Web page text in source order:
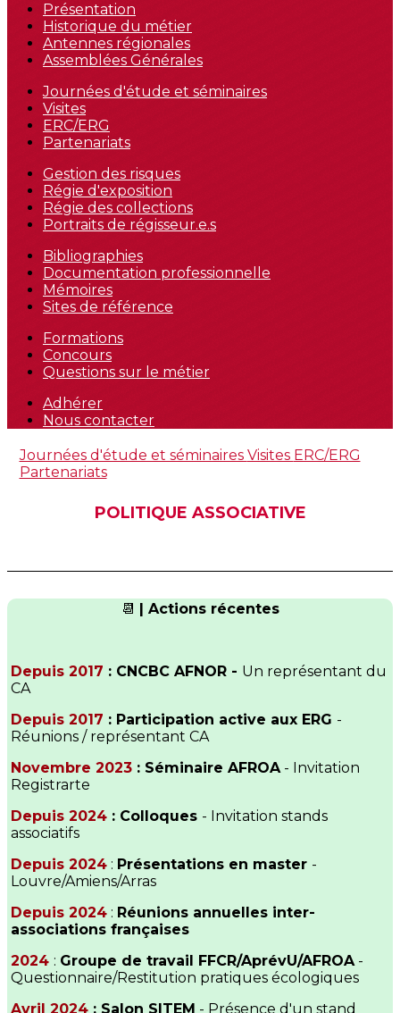
Présentation
Historique du métier
Antennes régionales
Assemblées Générales
Journées d'étude et séminaires
Visites
ERC/ERG
Partenariats
Gestion des risques
Régie d'exposition
Régie des collections
Portraits de régisseur.e.s
Bibliographies
Documentation professionnelle
Mémoires
Sites de référence
Formations
Concours
Questions sur le métier
Adhérer
Nous contacter
Journées d'étude et séminaires Visites ERC/ERG
Partenariats
POLITIQUE ASSOCIATIVE
📆 | Actions récentes
Depuis 2017 : CNCBC AFNOR - Un représentant du
CA
Depuis 2017 : Participation active aux ERG -
Réunions / représentant CA
Novembre 2023 : Séminaire AFROA- Invitation
Registrarte
Depuis 2024 : Colloques - Invitation stands
associatifs
Depuis 2024 : Présentations en master -
Louvre/Amiens/Arras
Depuis 2024 : Réunions annuelles inter-
associations françaises
2024 : Groupe de travail FFCR/AprévU/AFROA-
Questionnaire/Restitution pratiques écologiques
Avril 2024 : Salon SITEM - Présence d'un stand